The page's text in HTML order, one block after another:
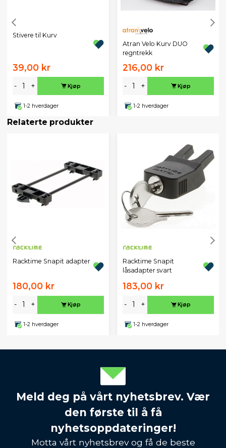
Stivere til Kurv
39,00 kr
- + Kjøp
1-2 hverdager
Atran Velo Kurv DUO
regntrekk
216,00 kr
- + Kjøp
1-2 hverdager
Relaterte produkter
Racktime Snapit adapter
180,00 kr
- + Kjøp
1-2 hverdager
Racktime Snapit
låsadapter svart
183,00 kr
- + Kjøp
1-2 hverdager
Meld deg på vårt nyhetsbrev. Vær
den første til å få
nyhetsoppdateringer!
Motta vårt nyhetsbrev og få de beste